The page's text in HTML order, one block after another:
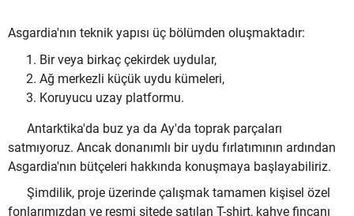
Asgardia'nın teknik yapısı üç bölümden oluşmaktadır:
Bir veya birkaç çekirdek uydular,
Ağ merkezli küçük uydu kümeleri,
Koruyucu uzay platformu.
Antarktika'da buz ya da Ay'da toprak parçaları
satmıyoruz. Ancak donanımlı bir uydu fırlatımının ardından
Asgardia'nın bütçeleri hakkında konuşmaya başlayabiliriz.
Şimdilik, proje üzerinde çalışmak tamamen kişisel özel
fonlarımızdan ve resmi sitede satılan T-shirt, kahve fincanı